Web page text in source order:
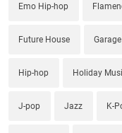
Emo Hip-hop
Future House
Hip-hop Holiday
J-pop Jazz K-